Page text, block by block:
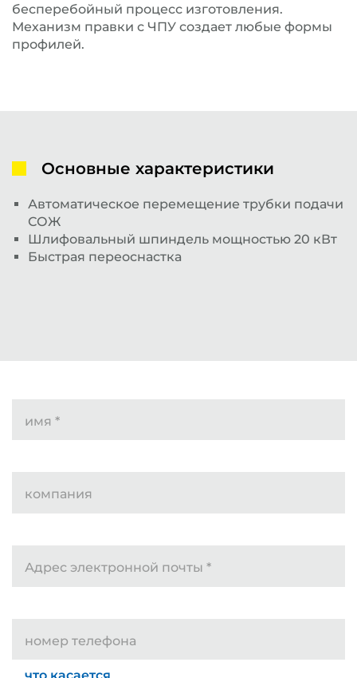
бесперебойный процесс изготовления.
Механизм правки с ЧПУ создает любые формы
профилей.
Основные характеристики
Автоматическое перемещение трубки подачи
СОЖ
Шлифовальный шпиндель мощностью 20 кВт
Быстрая переоснастка
имя *
компания
Адрес электронной почты *
номер телефона